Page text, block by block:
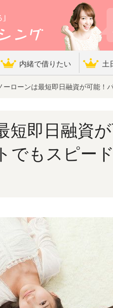
内緒で借りたい 土
ーローンは最短即日融資が可能！
短即日融資
でもスピー